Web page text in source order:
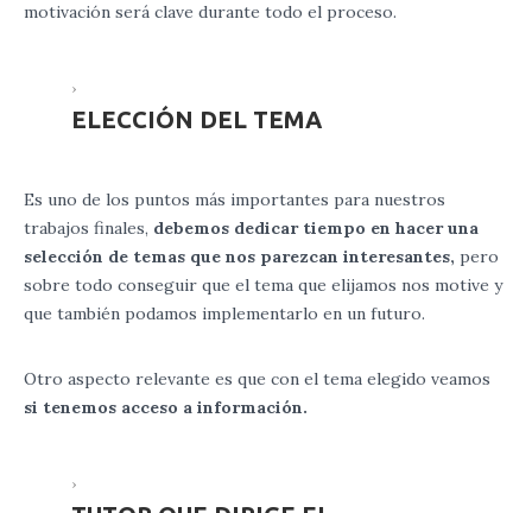
motivación será clave durante todo el proceso.
ELECCIÓN DEL TEMA
Es uno de los puntos más importantes para nuestros
trabajos finales, debemos dedicar tiempo en hacer una
selección de temas que nos parezcan interesantes, pero
sobre todo conseguir que el tema que elijamos nos motive y
que también podamos implementarlo en un futuro.
Otro aspecto relevante es que con el tema elegido veamos
si tenemos acceso a información.